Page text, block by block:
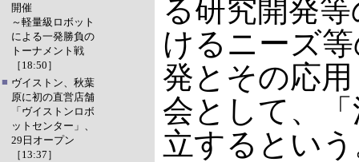
開催
～軽量級ロボット
による一発勝負の
トーナメント戦
［18:50］
■ ヴイストン、秋葉
原に初の直営店舗
「ヴイストンロボ
ットセンター」、
29日オープン
［13:37］
る研究開発
けるニーズ
発とその応
会として、
立するとい